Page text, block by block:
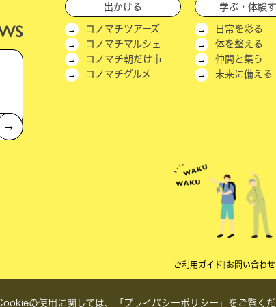
→
出かける
コノマチツアーズ
コノマチマルシェ
コノマチ朝だけ市
コノマチグルメ
学ぶ・体験
日常を彩る
体を整える
仲間と集う
未来に備える
ご利用ガイド お問い合わせ
の使用に関しては、 「プライバシーポリシー」 をご覧くだ